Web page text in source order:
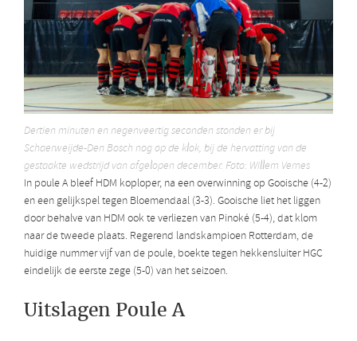
Dertien minuten en negenveertig seconden stonden er bij
Schaerweijde-Den Bosch nog op de klok, bij de hervatting van de
gestaakte wedstrijd van afgelopen december. Foto: Willem Vernes
In poule A bleef HDM koploper, na een overwinning op Gooische (4-2)
en een gelijkspel tegen Bloemendaal (3-3). Gooische liet het liggen
door behalve van HDM ook te verliezen van Pinoké (5-4), dat klom
naar de tweede plaats. Regerend landskampioen Rotterdam, de
huidige nummer vijf van de poule, boekte tegen hekkensluiter HGC
eindelijk de eerste zege (5-0) van het seizoen.
Uitslagen Poule A